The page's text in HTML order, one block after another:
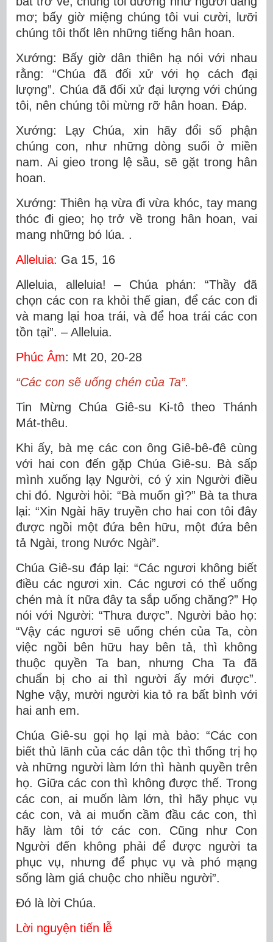
mơ; bấy giờ miệng chúng tôi vui cười, lưỡi
chúng tôi thốt lên những tiếng hân hoan.
Xướng: Bấy giờ dân thiên hạ nói với nhau
rằng: “Chúa đã đối xử với họ cách đại
lượng”. Chúa đã đối xử đại lượng với chúng
tôi, nên chúng tôi mừng rỡ hân hoan. Ðáp.
Xướng: Lạy Chúa, xin hãy đổi số phận
chúng con, như những dòng suối ở miền
nam. Ai gieo trong lệ sầu, sẽ gặt trong hân
hoan.
Xướng: Thiên hạ vừa đi vừa khóc, tay mang
thóc đi gieo; họ trở về trong hân hoan, vai
mang những bó lúa. .
Alleluia: Ga 15, 16
Alleluia, alleluia! – Chúa phán: “Thầy đã
chọn các con ra khỏi thế gian, để các con đi
và mang lại hoa trái, và để hoa trái các con
tồn tại”. – Alleluia.
Phúc Âm: Mt 20, 20-28
“Các con sẽ uống chén của Ta”.
Tin Mừng Chúa Giê-su Ki-tô theo Thánh
Mát-thêu.
Khi ấy, bà mẹ các con ông Giê-bê-đê cùng
với hai con đến gặp Chúa Giê-su. Bà sấp
mình xuống lạy Người, có ý xin Người điều
chi đó. Người hỏi: “Bà muốn gì?” Bà ta thưa
lại: “Xin Ngài hãy truyền cho hai con tôi đây
được ngồi một đứa bên hữu, một đứa bên
tả Ngài, trong Nước Ngài”.
Chúa Giê-su đáp lại: “Các ngươi không biết
điều các ngươi xin. Các ngươi có thể uống
chén mà ít nữa đây ta sắp uống chăng?” Họ
nói với Người: “Thưa được”. Người bảo họ:
“Vậy các ngươi sẽ uống chén của Ta, còn
việc ngồi bên hữu hay bên tả, thì không
thuộc quyền Ta ban, nhưng Cha Ta đã
chuẩn bị cho ai thì người ấy mới được”.
Nghe vậy, mười người kia tỏ ra bất bình với
hai anh em.
Chúa Giê-su gọi họ lại mà bảo: “Các con
biết thủ lãnh của các dân tộc thì thống trị họ
và những người làm lớn thì hành quyền trên
họ. Giữa các con thì không được thế. Trong
các con, ai muốn làm lớn, thì hãy phục vụ
các con, và ai muốn cầm đầu các con, thì
hãy làm tôi tớ các con. Cũng như Con
Người đến không phải để được người ta
phục vụ, nhưng để phục vụ và phó mạng
sống làm giá chuộc cho nhiều người”.
Ðó là lời Chúa.
Lời nguyện tiến lễ